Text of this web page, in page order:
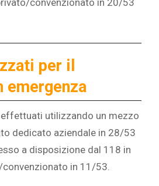
per il
emergenza
utilizzando un mezzo
dedicato aziendale in 28/53
a disposizione dal 118 in
in 11/53.